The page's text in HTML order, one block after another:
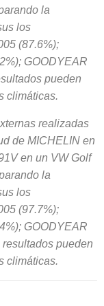
la
los
(87.6%);
GOODYEAR
pueden
climáticas.
realizadas
de MICHELIN en
en un VW Golf
la
los
(97.7%);
GOODYEAR
pueden
climáticas.